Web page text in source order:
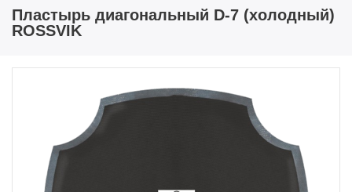
Пластырь диагональный D-7 (холодный)
ROSSVIK